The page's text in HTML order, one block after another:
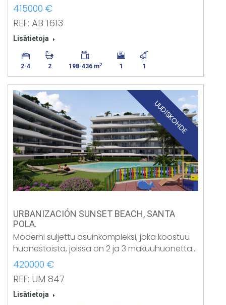
415000 €
REF: AB 1613
Lisätietoja
2-4 2 198-436 m2 1 1
UUDISKOHDE
URBANIZACIÓN SUNSET BEACH, SANTA
POLA.
Moderni suljettu asuinkompleksi, joka koostuu
huonestoista, joissa on 2 ja 3 makuuhuonetta…
420000 €
REF: UM 847
Lisätietoja